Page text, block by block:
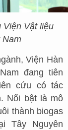
Viện Vật liệu
Nam
Viện Hàn
đang tiên
cứu có tác
Nổi bật là mô
thành biogas
Tây Nguyên